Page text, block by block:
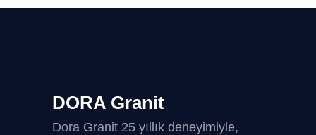
DORA Granit
Dora Granit 25 yıllık deneyimiyle,